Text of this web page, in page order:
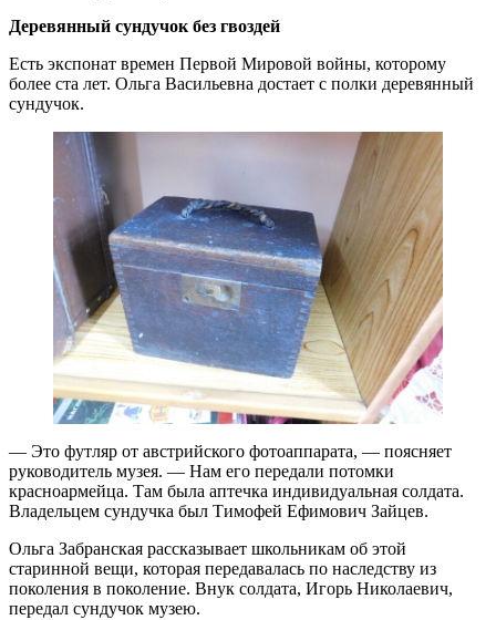
Деревянный сундучок без гвоздей
Есть экспонат времен Первой Мировой войны, которому
более ста лет. Ольга Васильевна достает с полки деревянный
сундучок.
— Это футляр от австрийского фотоаппарата, — поясняет
руководитель музея. — Нам его передали потомки
красноармейца. Там была аптечка индивидуальная солдата.
Владельцем сундучка был Тимофей Ефимович Зайцев.
Ольга Забранская рассказывает школьникам об этой
старинной вещи, которая передавалась по наследству из
поколения в поколение. Внук солдата, Игорь Николаевич,
передал сундучок музею.